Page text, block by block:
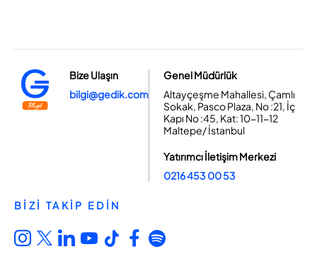
Bize Ulaşın
bilgi@gedik.com
Genel Müdürlük
Altayçeşme Mahallesi, Çamlı
Sokak, Pasco Plaza, No :21, İç
Kapı No :45, Kat: 10-11-12
Maltepe/ İstanbul
Yatırımcı İletişim Merkezi
0216 453 00 53
BİZİ TAKİP EDİN